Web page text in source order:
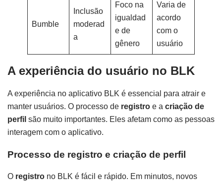
Bumble
Inclusão
moderad
a
Foco na
igualdad
e de
gênero
Varia de
acordo
com o
usuário
A experiência do usuário no BLK
A experiência no aplicativo BLK é essencial para atrair e
manter usuários. O processo de registro e a criação de
perfil são muito importantes. Eles afetam como as pessoas
interagem com o aplicativo.
Processo de registro e criação de perfil
O registro no BLK é fácil e rápido. Em minutos, novos